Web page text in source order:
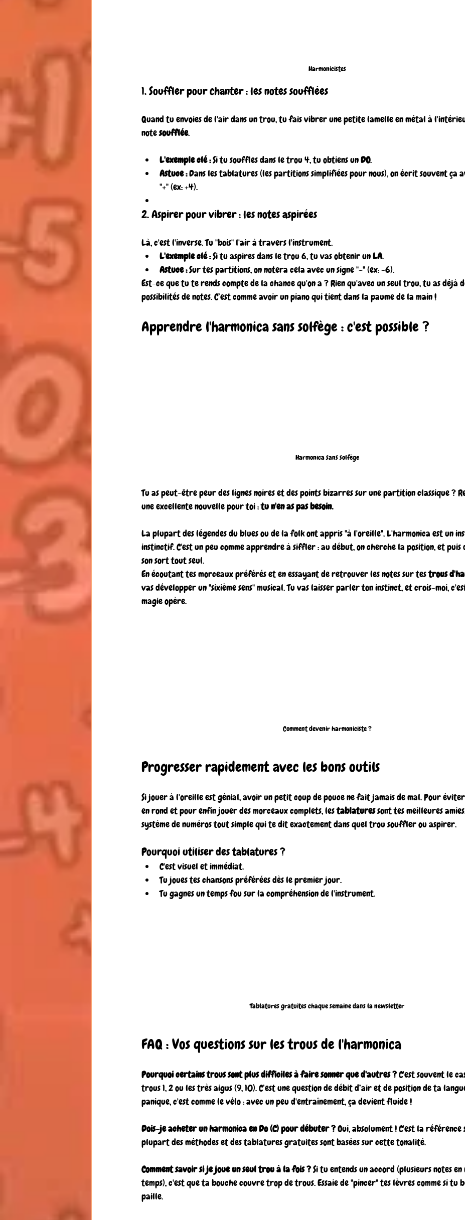
Harmonicistes
1. Souffler pour chanter : les notes soufflées
Quand tu envoies de l'air dans un trou, tu fais vibrer une petite lamelle en métal à
note soufflée.
L'exemple clé : Si tu souffles dans le trou 4, tu obtiens un DO.
Astuce : Dans les tablatures (les partitions simplifiées pour nous), on écrit souvent ça
"+" (ex: +4).
2. Aspirer pour vibrer : les notes aspirées
Là, c'est l'inverse. Tu "bois" l'air à travers l'instrument.
L'exemple clé : Si tu aspires dans le trou 6, tu vas obtenir un LA.
Astuce : Sur tes partitions, on notera cela avec un signe "-" (ex: -6).
Est-ce que tu te rends compte de la chance qu'on a ? Rien qu'avec un seul trou, tu as déjà
possibilités de notes. C’est comme avoir un piano qui tient dans la paume de la main !
Apprendre l'harmonica sans solfège : c'est possible ?
Harmonica sans solfège
Tu as peut-être peur des lignes noires et des points bizarres sur une partition classique ?
une excellente nouvelle pour toi : tu n'en as pas besoin.
La plupart des légendes du blues ou de la folk ont appris "à l'oreille". L'harmonica est un
instinctif. C'est un peu comme apprendre à siffler : au début, on cherche la position, et puis
son sort tout seul.
En écoutant tes morceaux préférés et en essayant de retrouver les notes sur tes trous
vas développer un "sixième sens" musical. Tu vas laisser parler ton instinct, et crois-moi,
magie opère.
Comment devenir harmoniciste ?
Progresser rapidement avec les bons outils
Si jouer à l'oreille est génial, avoir un petit coup de pouce ne fait jamais de mal. Pour
en rond et pour enfin jouer des morceaux complets, les tablatures sont tes meilleures
système de numéros tout simple qui te dit exactement dans quel trou souffler ou aspirer.
Pourquoi utiliser des tablatures ?
C'est visuel et immédiat.
Tu joues tes chansons préférées dès le premier jour.
Tu gagnes un temps fou sur la compréhension de l'instrument.
Tablatures gratuites chaque semaine dans la newsletter
FAQ : Vos questions sur les trous de l'harmonica
Pourquoi certains trous sont plus difficiles à faire sonner que d'autres ? C'est souvent le
trous 1, 2 ou les très aigus (9, 10). C’est une question de débit d’air et de position de ta
panique, c'est comme le vélo : avec un peu d'entraînement, ça devient fluide !
Dois-je acheter un harmonica en Do (C) pour débuter ? Oui, absolument ! C'est la référence
plupart des méthodes et des tablatures gratuites sont basées sur cette tonalité.
Comment savoir si je joue un seul trou à la fois ? Si tu entends un accord (plusieurs notes en
temps), c'est que ta bouche couvre trop de trous. Essaie de "pincer" tes lèvres comme si tu
paille.